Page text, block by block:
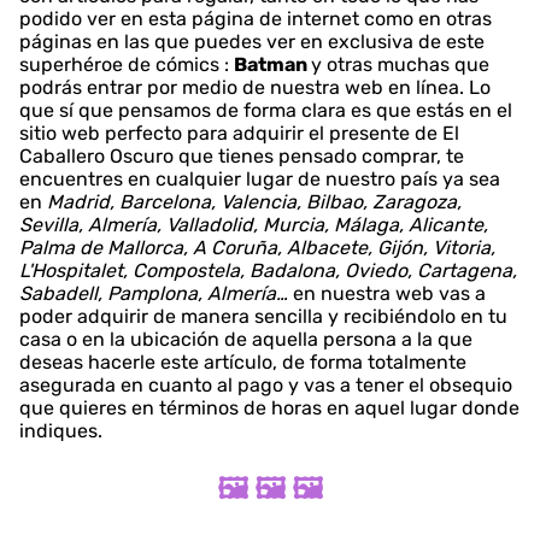
podido ver en esta página de internet como en otras
páginas en las que puedes ver en exclusiva de este
superhéroe de cómics : Batmany otras muchas que
podrás entrar por medio de nuestra web en línea. Lo
que sí que pensamos de forma clara es que estás en el
sitio web perfecto para adquirir el presente de El
Caballero Oscuro que tienes pensado comprar, te
encuentres en cualquier lugar de nuestro país ya sea
en Madrid, Barcelona, Valencia, Bilbao, Zaragoza,
Sevilla, Almería, Valladolid, Murcia, Málaga, Alicante,
Palma de Mallorca, A Coruña, Albacete, Gijón, Vitoria,
L'Hospitalet, Compostela, Badalona, Oviedo, Cartagena,
Sabadell, Pamplona, Almería… en nuestra web vas a
poder adquirir de manera sencilla y recibiéndolo en tu
casa o en la ubicación de aquella persona a la que
deseas hacerle este artículo, de forma totalmente
asegurada en cuanto al pago y vas a tener el obsequio
que quieres en términos de horas en aquel lugar donde
indiques.
🖼️ 🖼️ 🖼️